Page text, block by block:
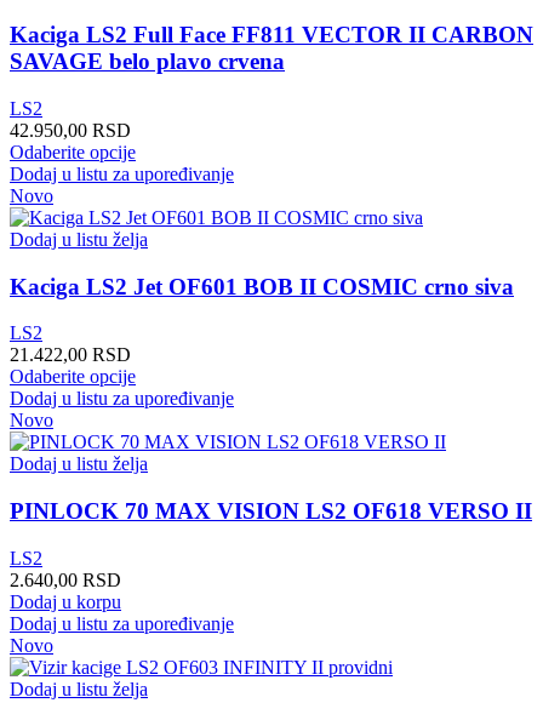
biti
izabrane
na
Kaciga LS2 Full Face FF811 VECTOR II CARBON
SAVAGE belo plavo crvena
LS2
42.950,00 RSD
Odaberite opcijeOvaj
proizvod
više
varijanti.
mogu
biti
proizvoda.
Dodaj u listu za upoređivanje
Novo
Dodaj u listu želja
Kaciga LS2 Jet OF601 BOB II COSMIC crno siva
LS2
21.422,00 RSD
Odaberite opcijeOvaj
proizvod
više
varijanti.
mogu
biti
proizvoda.
Dodaj u listu za upoređivanje
Novo
Dodaj u listu želja
PINLOCK 70 MAX VISION LS2 OF618 VERSO II
LS2
2.640,00 RSD
Dodaj u korpu
Dodaj u listu za upoređivanje
Novo
Dodaj u listu želja